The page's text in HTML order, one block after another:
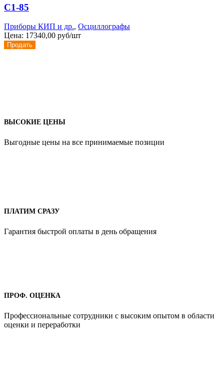
С1-85
Приборы КИП и др., Осциллографы
Цена: 17340,00 руб/шт
Продать
ВЫСОКИЕ ЦЕНЫ
Выгодные цены на все принимаемые позиции
ПЛАТИМ СРАЗУ
Гарантия быстрой оплаты в день обращения
ПРОФ. ОЦЕНКА
Профессиональные сотрудники с высоким опытом в области
оценки и переработки